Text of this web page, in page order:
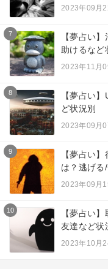
2023年09月
7
【夢占い
助けるなど
2023年11月
8
【夢占い
ど状況別
2023年09月
9
【夢占い
は？逃げる
2023年09月
10
【夢占い
友達など状
2023年10月